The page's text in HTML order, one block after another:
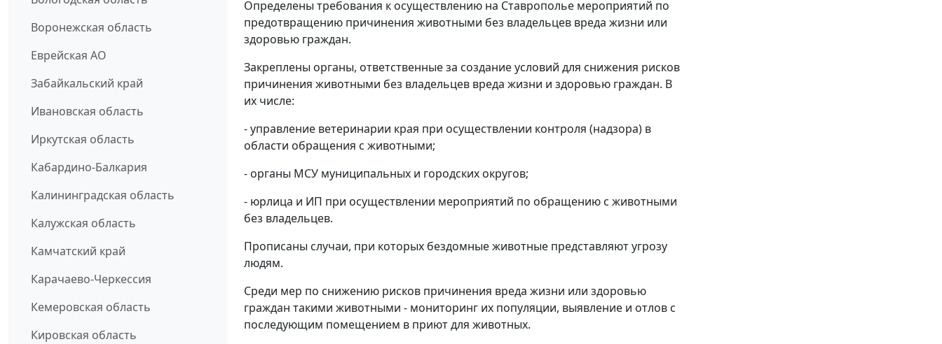
Воронежская область
Еврейская АО
Забайкальский край
Ивановская область
Иркутская область
Кабардино-Балкария
Калининградская область
Калужская область
Камчатский край
Карачаево-Черкессия
Кемеровская область
Кировская область
Определены требования к осуществлению на Ставрополье мероприятий по
предотвращению причинения животными без владельцев вреда жизни или
здоровью граждан.
Закреплены органы, ответственные за создание условий для снижения рисков
причинения животными без владельцев вреда жизни и здоровью граждан. В
их числе:
- управление ветеринарии края при осуществлении контроля (надзора) в
области обращения с животными;
- органы МСУ муниципальных и городских округов;
- юрлица и ИП при осуществлении мероприятий по обращению с животными
без владельцев.
Прописаны случаи, при которых бездомные животные представляют угрозу
людям.
Среди мер по снижению рисков причинения вреда жизни или здоровью
граждан такими животными - мониторинг их популяции, выявление и отлов с
последующим помещением в приют для животных.